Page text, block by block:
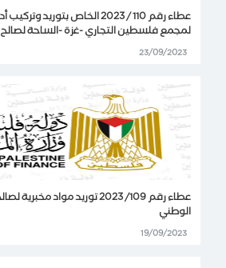
عطاء رقم 110 / 2023 الخاص
لمجمع فلسطين التجاري -غزة -الساحة لصالح
23/09/2023
عطاء رقم 109/ 2023 توريد مواد
الوطني
19/09/2023